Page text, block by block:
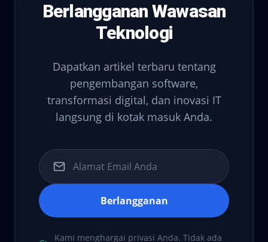
Berlangganan Wawasan
Teknologi
Dapatkan artikel terbaru tentang
pengembangan software,
transformasi digital, dan inovasi IT
langsung di kotak masuk Anda.
Berlangganan
Kami menghargai privasi Anda. Tidak ada